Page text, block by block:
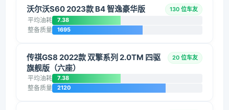
沃尔沃S60 2023款 B4 智逸豪华版 130 位车友
平均油耗 7.38
整备质量 1695
传祺GS8 2022款 双擎系列 2.0TM 四驱
旗舰版（六座）
20 位车友
平均油耗 7.38
整备质量 2120